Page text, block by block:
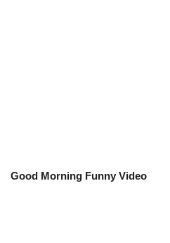
Good Morning Funny Video